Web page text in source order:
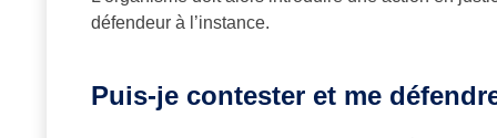
défendeur à l’instance.
Puis-je contester et me